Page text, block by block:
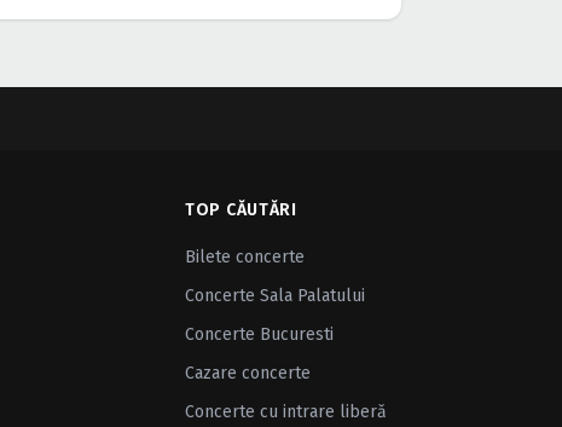
TOP CĂUTĂRI
Bilete concerte
Concerte Sala Palatului
Concerte Bucuresti
Cazare concerte
Concerte cu intrare liberă